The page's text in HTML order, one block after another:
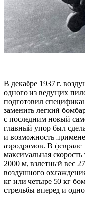
В декабре 1937 г.
одного из ведущих
подготовил
заменить легкий
с последним новый
главный упор был
и возможность
аэродромов. В феврале
максимальная
2000 м, взлетный вес
воздушного
кг или четыре 50 кг
стрельбы вперед и